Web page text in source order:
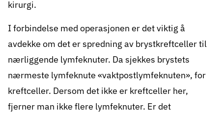
Kreftforeningens rådgivningstjeneste. Våre
kreftsykepleiere er samvalgsveiledere.
kirurgi.
I forbindelse med operasjonen er det viktig å
avdekke om det er spredning av brystkreftceller til
nærliggende lymfeknuter. Da sjekkes brystets
nærmeste lymfeknute «vaktpostlymfeknuten», for
kreftceller. Dersom det ikke er kreftceller her,
fjerner man ikke flere lymfeknuter. Er det